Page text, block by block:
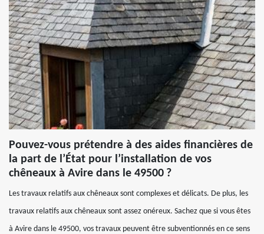
Pouvez-vous prétendre à des aides financières de
la part de l’État pour l’installation de vos
chêneaux à Avire dans le 49500 ?
Les travaux relatifs aux chêneaux sont complexes et délicats. De plus, les
travaux relatifs aux chêneaux sont assez onéreux. Sachez que si vous êtes
à Avire dans le 49500, vos travaux peuvent être subventionnés en ce sens